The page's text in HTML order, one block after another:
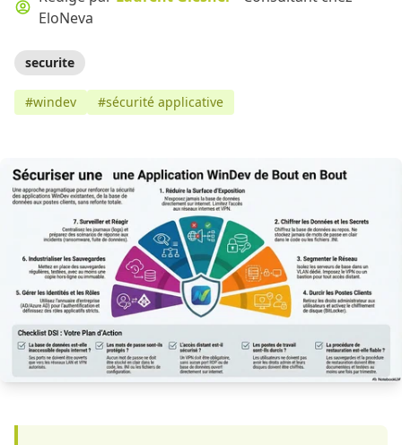
EloNeva
securite
#windev #sécurité applicative